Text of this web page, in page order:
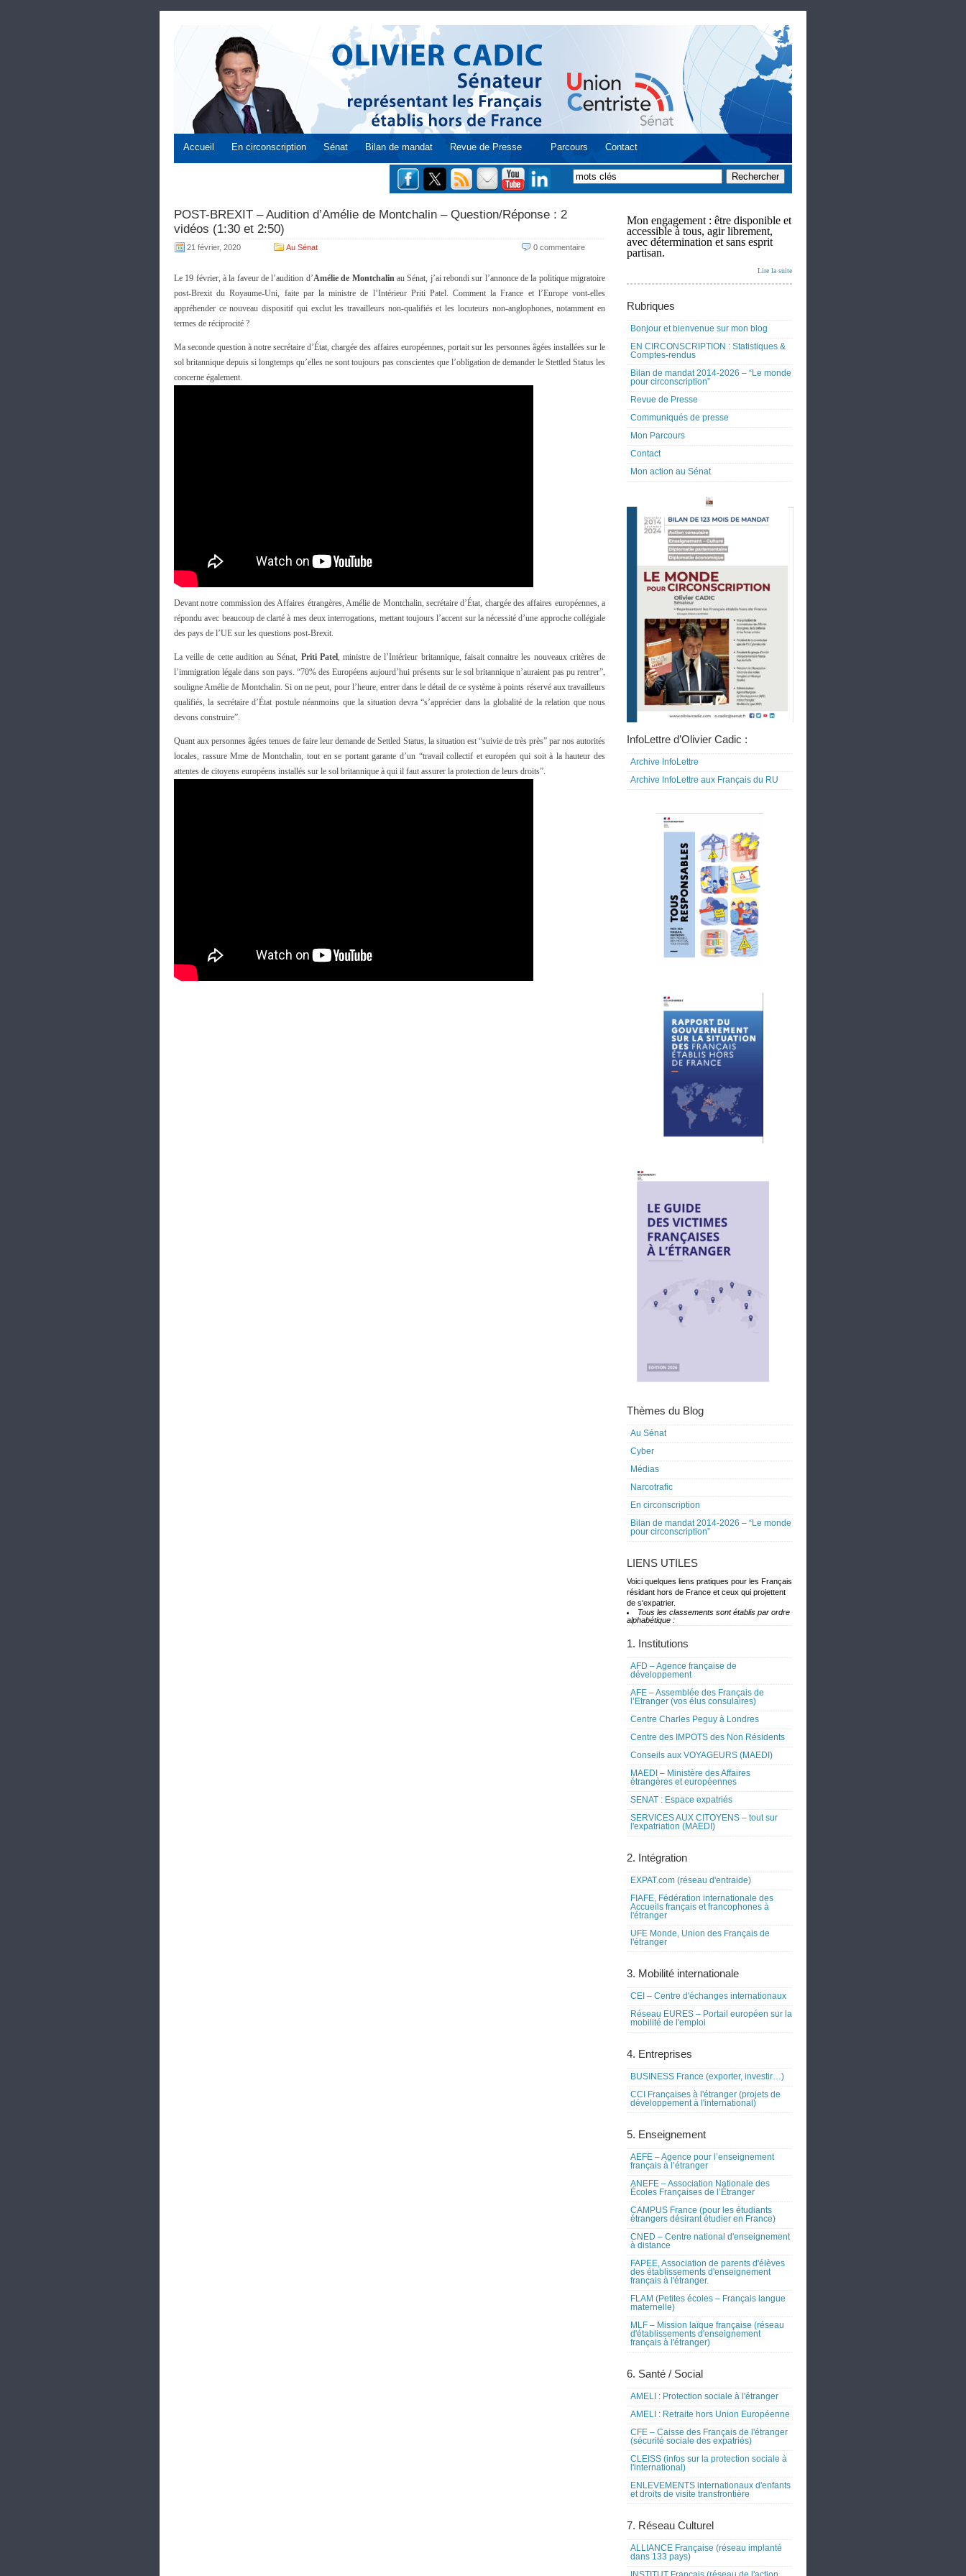
Accueil En circonscription Sénat Bilan de mandat Revue de Presse Parcours Contact
POST-BREXIT – Audition d’Amélie de Montchalin – Question/Réponse : 2
vidéos (1:30 et 2:50)
21 février, 2020 Au Sénat 0 commentaire
Le 19 février, à la faveur de l’audition d’Amélie de Montchalinau Sénat, j’ai rebondi sur l’annonce de la politique migratoire
post-Brexit du Royaume-Uni, faite par la ministre de l’Intérieur Priti Patel. Comment la France et l’Europe vont-elles
appréhender ce nouveau dispositif qui exclut les travailleurs non-qualifiés et les locuteurs non-anglophones, notamment en
termes de réciprocité ?
Ma seconde question à notre secrétaire d’État, chargée des affaires européennes, portait sur les personnes âgées installées sur le
sol britannique depuis si longtemps qu’elles ne sont toujours pas conscientes que l’obligation de demander le Stettled Status les
concerne également.
Devant notre commission des Affaires étrangères, Amélie de Montchalin, secrétaire d’État, chargée des affaires européennes, a
répondu avec beaucoup de clarté à mes deux interrogations, mettant toujours l’accent sur la nécessité d’une approche collégiale
des pays de l’UE sur les questions post-Brexit.
La veille de cette audition au Sénat, Priti Patel, ministre de l’Intérieur britannique, faisait connaitre les nouveaux critères de
l’immigration légale dans son pays. “70% des Européens aujourd’hui présents sur le sol britannique n’auraient pas pu rentrer”,
souligne Amélie de Montchalin. Si on ne peut, pour l’heure, entrer dans le détail de ce système à points réservé aux travailleurs
qualifiés, la secrétaire d’État postule néanmoins que la situation devra “s’apprécier dans la globalité de la relation que nous
devons construire”.
Quant aux personnes âgées tenues de faire leur demande de Settled Status, la situation est “suivie de très près” par nos autorités
locales, rassure Mme de Montchalin, tout en se portant garante d’un “travail collectif et européen qui soit à la hauteur des
attentes de citoyens européens installés sur le sol britannique à qui il faut assurer la protection de leurs droits”.
Mon engagement : être disponible et
accessible à tous, agir librement,
avec détermination et sans esprit
partisan.
Lire la suite
Rubriques
Bonjour et bienvenue sur mon blog
EN CIRCONSCRIPTION : Statistiques &
Comptes-rendus
Bilan de mandat 2014-2026 – “Le monde
pour circonscription”
Revue de Presse
Communiqués de presse
Mon Parcours
Contact
Mon action au Sénat
InfoLettre d’Olivier Cadic :
Archive InfoLettre
Archive InfoLettre aux Français du RU
Thèmes du Blog
Au Sénat
Cyber
Médias
Narcotrafic
En circonscription
Bilan de mandat 2014-2026 – “Le monde
pour circonscription”
LIENS UTILES
Voici quelques liens pratiques pour les Français
résidant hors de France et ceux qui projettent
de s'expatrier.
Tous les classements sont établis par ordre
alphabétique :
1. Institutions
AFD – Agence française de
développement
AFE – Assemblée des Français de
l’Etranger (vos élus consulaires)
Centre Charles Peguy à Londres
Centre des IMPOTS des Non Résidents
Conseils aux VOYAGEURS (MAEDI)
MAEDI – Ministère des Affaires
étrangères et européennes
SENAT : Espace expatriés
SERVICES AUX CITOYENS – tout sur
l'expatriation (MAEDI)
2. Intégration
EXPAT.com (réseau d'entraide)
FIAFE, Fédération internationale des
Accueils français et francophones à
l'étranger
UFE Monde, Union des Français de
l'étranger
3. Mobilité internationale
CEI – Centre d'échanges internationaux
Réseau EURES – Portail européen sur la
mobilité de l'emploi
4. Entreprises
BUSINESS France (exporter, investir…)
CCI Françaises à l'étranger (projets de
développement à l'international)
5. Enseignement
AEFE – Agence pour l’enseignement
français à l’étranger
ANEFE – Association Nationale des
Écoles Françaises de l’Étranger
CAMPUS France (pour les étudiants
étrangers désirant étudier en France)
CNED – Centre national d'enseignement
à distance
FAPEE, Association de parents d'élèves
des établissements d'enseignement
français à l'étranger.
FLAM (Petites écoles – Français langue
maternelle)
MLF – Mission laïque française (réseau
d'établissements d'enseignement
français à l'étranger)
6. Santé / Social
AMELI : Protection sociale à l'étranger
AMELI : Retraite hors Union Européenne
CFE – Caisse des Français de l'étranger
(sécurité sociale des expatriés)
CLEISS (infos sur la protection sociale à
l'international)
ENLEVEMENTS internationaux d'enfants
et droits de visite transfrontière
7. Réseau Culturel
ALLIANCE Française (réseau implanté
dans 133 pays)